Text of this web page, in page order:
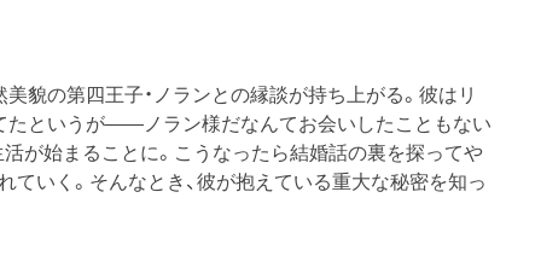
貌の第四王子・ノランとの縁談が持ち上がる。彼はリ
たというが――ノラン様だなんてお会いしたこともない
が始まることに。こうなったら結婚話の裏を探ってや
いく。そんなとき、彼が抱えている重大な秘密を知っ